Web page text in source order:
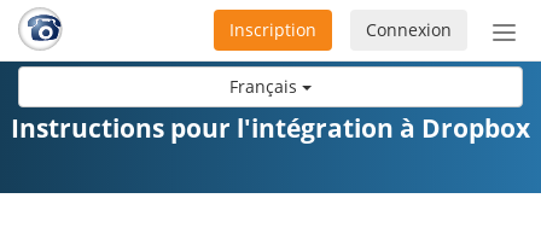
Français
ou
la
Connexion
Inscription
Instructions pour l'intégration à Dropbox